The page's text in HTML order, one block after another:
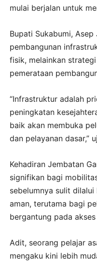
mulai berjalan untuk
Bupati Sukabumi,
pembangunan
fisik, melainkan
pemerataan
“Infrastruktur adalah
peningkatan
baik akan membuka
dan pelayanan dasar,”
Kehadiran Jembatan
signifikan bagi
sebelumnya sulit
aman, terutama bagi
bergantung pada akses
Adit, seorang pelajar
mengaku kini lebih